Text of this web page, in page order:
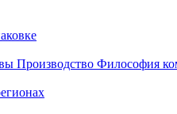
Производство Философия